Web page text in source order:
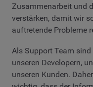
Zusammenarbeit und
verstärken, damit wir
auftretende Probleme
Als Support Team
unseren Developern,
unseren Kunden.